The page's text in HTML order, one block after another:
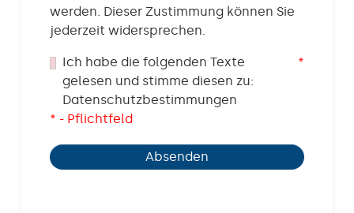
werden. Dieser Zustimmung können Sie
jederzeit widersprechen.
*
Ich habe die folgenden Texte
gelesen und stimme diesen zu:
Datenschutzbestimmungen
* - Pflichtfeld
Absenden